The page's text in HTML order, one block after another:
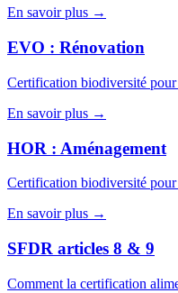
En savoir plus →
EVO : Rénovation
Certification biodiversité
En savoir plus →
HOR : Aménagement
Certification biodiversité
En savoir plus →
SFDR articles 8 & 9
Comment la certification